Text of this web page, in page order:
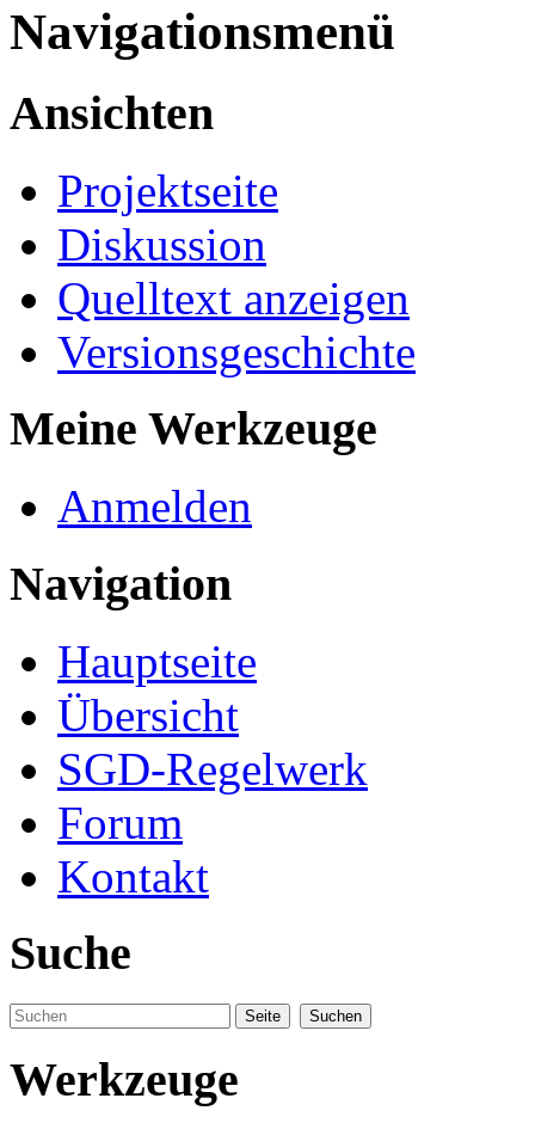
Navigationsmenü
Ansichten
Projektseite
Diskussion
Quelltext anzeigen
Versionsgeschichte
Meine Werkzeuge
Anmelden
Navigation
Hauptseite
Übersicht
SGD-Regelwerk
Forum
Kontakt
Suche
Werkzeuge